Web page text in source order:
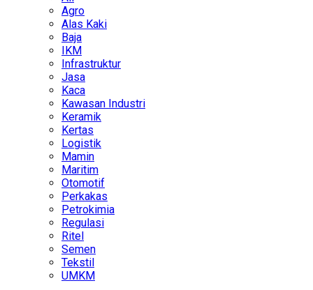
Agro
Alas Kaki
Baja
IKM
Infrastruktur
Jasa
Kaca
Kawasan Industri
Keramik
Kertas
Logistik
Mamin
Maritim
Otomotif
Perkakas
Petrokimia
Regulasi
Ritel
Semen
Tekstil
UMKM